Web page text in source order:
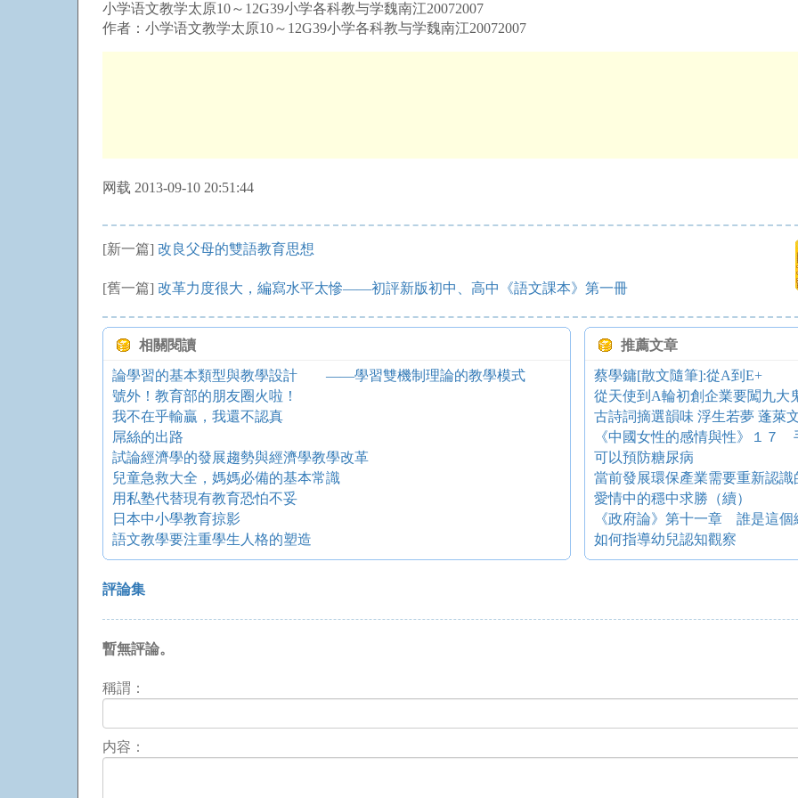
小学语文教学太原10～12G39小学各科教与学魏南江20072007
作者：小学语文教学太原10～12G39小学各科教与学魏南江20072007
网载 2013-09-10 20:51:44
[新一篇] 改良父母的雙語教育思想
[舊一篇] 改革力度很大，編寫水平太慘——初評新版初中、高中《語文課本》第一冊
相關閱讀
論學習的基本類型與教學設計 ——學習雙機制理論的教學模式
號外！教育部的朋友圈火啦！
我不在乎輸贏，我還不認真
屌絲的出路
試論經濟學的發展趨勢與經濟學教學改革
兒童急救大全，媽媽必備的基本常識
用私塾代替現有教育恐怕不妥
日本中小學教育掠影
語文教學要注重學生人格的塑造
推薦文章
蔡學鏞[散文隨筆]:從A到E+
從天使到A輪初創企業要闖九大
古詩詞摘選韻味 浮生若夢 蓬萊
《中國女性的感情與性》１７
可以預防糖尿病
當前發展環保產業需要重新認識
愛情中的穩中求勝（續）
《政府論》第十一章 誰是這個
如何指導幼兒認知觀察
評論集
暫無評論。
稱謂：
内容：